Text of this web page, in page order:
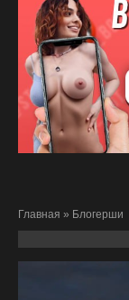
Главная » Блогерши